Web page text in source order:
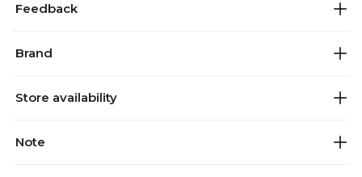
Feedback
Brand
Store availability
Note